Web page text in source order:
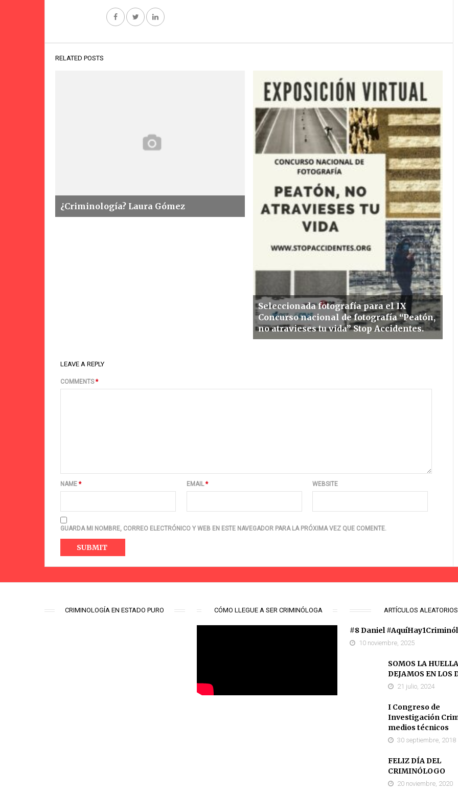
RELATED POSTS
¿Criminología? Laura Gómez
Seleccionada fotografía para el IX
Concurso nacional de fotografía “Peatón,
no atravieses tu vida” Stop Accidentes.
LEAVE A REPLY
COMMENTS*
NAME * EMAIL* WEBSITE
GUARDA MI NOMBRE, CORREO ELECTRÓNICO Y WEB EN ESTE NAVEGADOR PARA LA PRÓXIMA VEZ QUE COMENTE.
#Aquíhay1Criminologo
#18 María de Sebastián
#aquíhay1criminólogo
CRIMINOLOGÍA EN ESTADO PURO CÓMO LLEGUE A SER CRIMINÓLOGA ARTÍCULOS ALEATORIOS
#8 Daniel
10 noviembre, 2025
SOMOS LA
DEJAMOS EN LOS
21 julio, 2024
I Congreso de
Investigación
medios técnicos
30 septiembre, 2018
FELIZ DÍA DEL
CRIMINÓLOGO
20 noviembre, 2020